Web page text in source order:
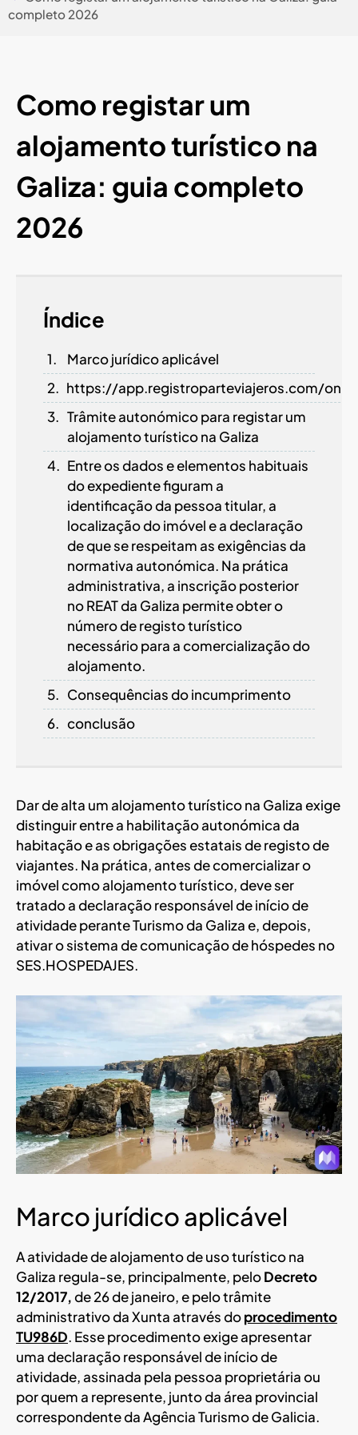
completo 2026
Como registar um
alojamento turístico na
Galiza: guia completo
2026
Índice
Marco jurídico aplicável
https://app.registroparteviajeros.com/
Trâmite autonómico para registar um
alojamento turístico na Galiza
Entre os dados e elementos habituais
do expediente figuram a
identificação da pessoa titular, a
localização do imóvel e a declaração
de que se respeitam as exigências da
normativa autonómica. Na prática
administrativa, a inscrição posterior
no REAT da Galiza permite obter o
número de registo turístico
necessário para a comercialização do
alojamento.
Consequências do incumprimento
conclusão
Dar de alta um alojamento turístico na Galiza exige
distinguir entre a habilitação autonómica da
habitação e as obrigações estatais de registo de
viajantes. Na prática, antes de comercializar o
imóvel como alojamento turístico, deve ser
tratado a declaração responsável de início de
atividade perante Turismo da Galiza e, depois,
ativar o sistema de comunicação de hóspedes no
SES.HOSPEDAJES.
Marco jurídico aplicável
A atividade de alojamento de uso turístico na
Galiza regula-se, principalmente, peloDecreto
12/2017,de 26 de janeiro, e pelo trâmite
administrativo da Xunta através doprocedimento
TU986D. Esse procedimento exige apresentar
uma declaração responsável de início de
atividade, assinada pela pessoa proprietária ou
por quem a represente, junto da área provincial
correspondente da Agência Turismo de Galicia.